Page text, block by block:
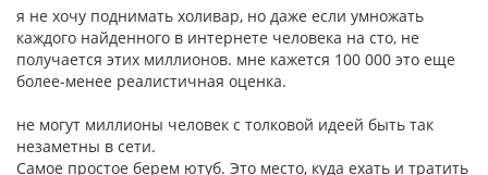
я не хочу поднимать холивар, но даже если умножать
каждого найденного в интернете человека на сто, не
получается этих миллионов. мне кажется 100 000 это еще
более-менее реалистичная оценка.
не могут миллионы человек с толковой идеей быть так
незаметны в сети.
Самое простое берем ютуб. Это место, куда ехать и тратить